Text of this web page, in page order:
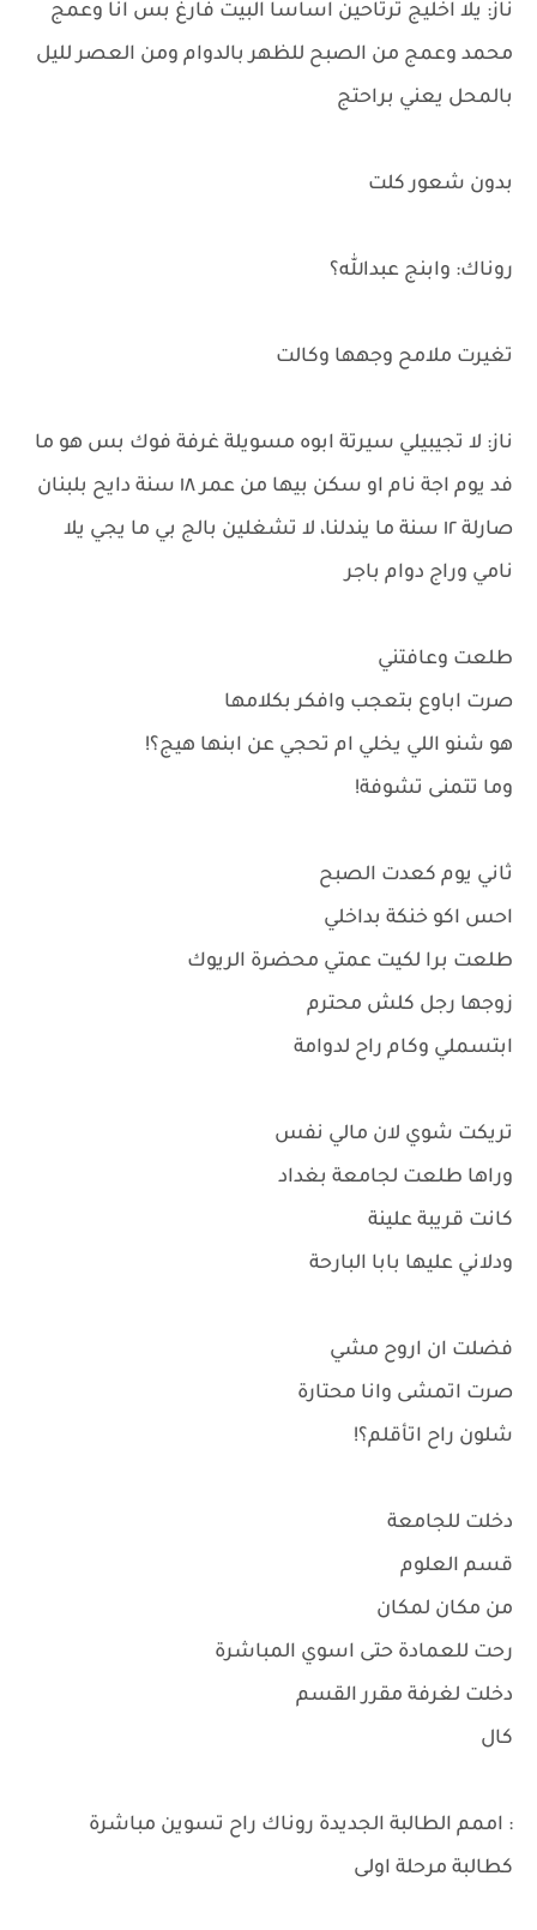
ناز: يلا اخليج ترتاحين اساسا البيت فارغ بس انا وعمج
محمد وعمج من الصبح للظهر بالدوام ومن العصر لليل
بالمحل يعني براحتج
بدون شعور كلت
روناك: وابنج عبدالله؟
تغيرت ملامح وجهها وكالت
ناز: لا تجيبيلي سيرتة ابوه مسويلة غرفة فوك بس هو ما
فد يوم اجة نام او سكن بيها من عمر ١٨ سنة دايح بلبنان
صارلة ١٢ سنة ما يندلنا، لا تشغلين بالج بي ما يجي يلا
نامي وراج دوام باجر
طلعت وعافتني
صرت اباوع بتعجب وافكر بكلامها
هو شنو اللي يخلي ام تحجي عن ابنها هيج؟!
وما تتمنى تشوفة!
ثاني يوم كعدت الصبح
احس اكو خنكة بداخلي
طلعت برا لكيت عمتي محضرة الريوك
زوجها رجل كلش محترم
ابتسملي وكام راح لدوامة
تريكت شوي لان مالي نفس
وراها طلعت لجامعة بغداد
كانت قريبة علينة
ودلاني عليها بابا البارحة
فضلت ان اروح مشي
صرت اتمشى وانا محتارة
شلون راح اتأقلم؟!
دخلت للجامعة
قسم العلوم
من مكان لمكان
رحت للعمادة حتى اسوي المباشرة
دخلت لغرفة مقرر القسم
كال
: اممم الطالبة الجديدة روناك راح تسوين مباشرة
كطالبة مرحلة اولى